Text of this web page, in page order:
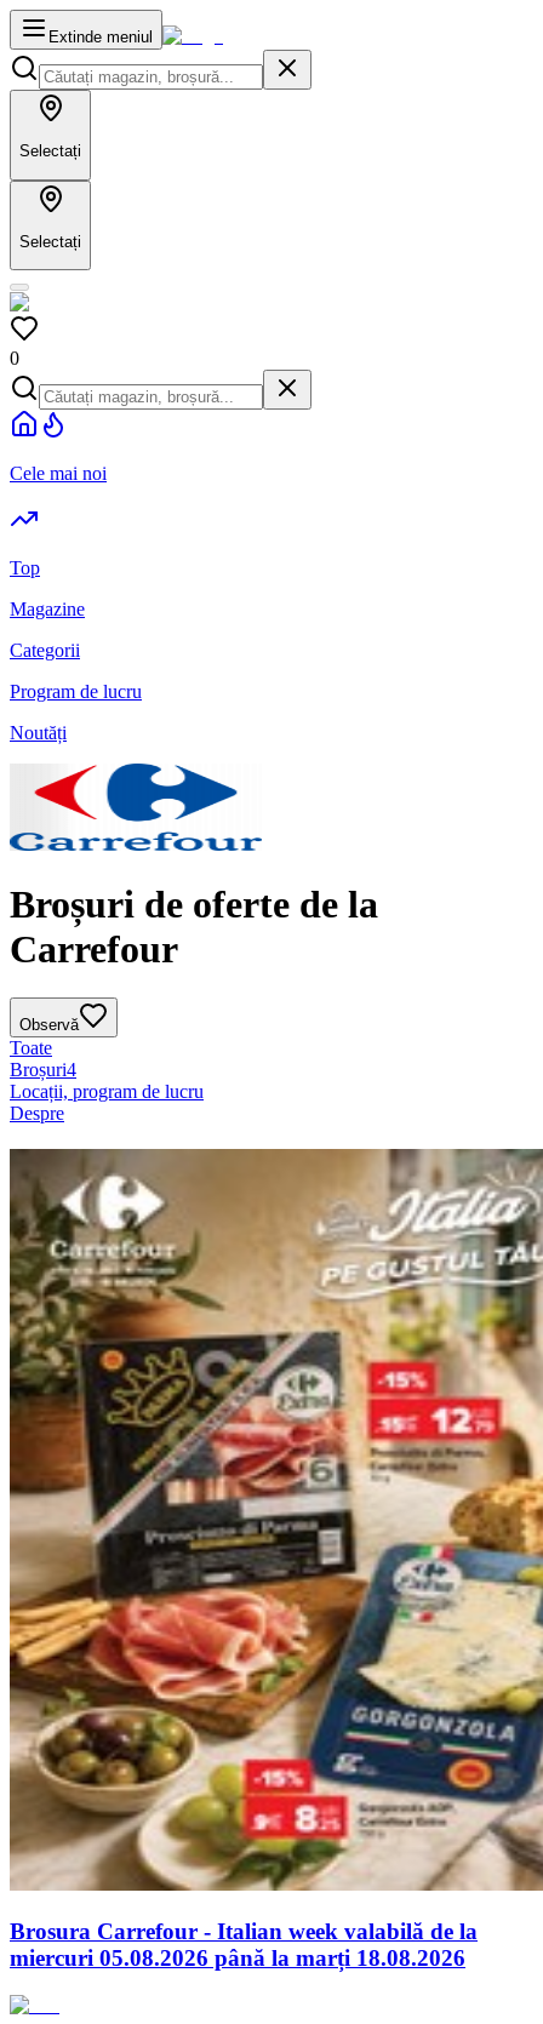
Extinde meniul
Selectați
Selectați
0
Cele mai noi
Top
Magazine
Categorii
Program de lucru
Noutăți
Broșuri de oferte de la
Carrefour
Observă
Toate
Broșuri4
Locații, program de lucru
Despre
Brosura Carrefour - Italian week valabilă de la
miercuri 05.08.2026 până la marți 18.08.2026